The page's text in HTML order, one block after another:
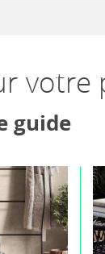
votre
guide